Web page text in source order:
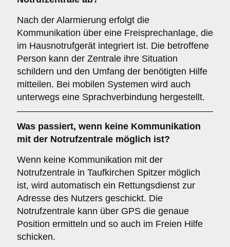
Nach der Alarmierung erfolgt die
Kommunikation über eine Freisprechanlage, die
im Hausnotrufgerät integriert ist. Die betroffene
Person kann der Zentrale ihre Situation
schildern und den Umfang der benötigten Hilfe
mitteilen. Bei mobilen Systemen wird auch
unterwegs eine Sprachverbindung hergestellt.
Was passiert, wenn keine Kommunikation
mit der Notrufzentrale möglich ist?
Wenn keine Kommunikation mit der
Notrufzentrale in Taufkirchen Spitzer möglich
ist, wird automatisch ein Rettungsdienst zur
Adresse des Nutzers geschickt. Die
Notrufzentrale kann über GPS die genaue
Position ermitteln und so auch im Freien Hilfe
schicken.